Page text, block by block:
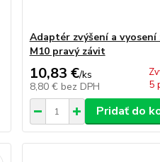
Adaptér zvýšení a vyosení
M10 pravý závit
10,83 €/ks
8,80 € bez DPH
5
Pridať do